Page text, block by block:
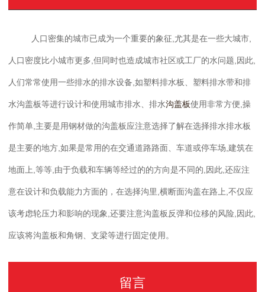
人口密集的城市已成为一个重要的象征,尤其是在一些大城市,
人口密度比小城市更多,但同时也造成城市社区或工厂的水问题,因此,
人们常常使用一些排水的排水设备,如塑料排水板、塑料排水带和排
水沟盖板等进行设计和使用城市排水、排水沟盖板使用非常方便,操
作简单,主要是用钢材做的沟盖板应注意选择了解在选择排水排水板
是主要的地方,如果是常用的在交通道路路面、车道或停车场,建筑在
地面上,等等,由于负载和车辆等经过的的方向是不同的,因此,还应注
意在设计和负载能力方面的，在选择沟里,横断面沟盖在路上,不仅应
该考虑轮压力和影响的现象,还要注意沟盖板反弹和位移的风险,因此,
应该将沟盖板和角钢、支梁等进行固定使用。
留言